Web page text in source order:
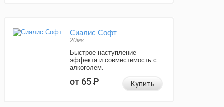
Сиалис Софт
20мг
Быстрое наступление
эффекта и совместимость с
алкоголем.
от 65Р Купить